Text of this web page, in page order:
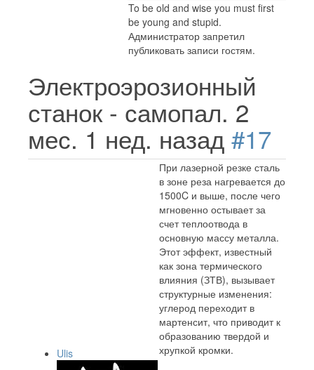
To be old and wise you must first
be young and stupid.
Администратор запретил
публиковать записи гостям.
Электроэрозионный
станок - самопал. 2
мес. 1 нед. назад #17
Ulis
При лазерной резке сталь
в зоне реза нагревается до
1500C и выше, после чего
мгновенно остывает за
счет теплоотвода в
основную массу металла.
Этот эффект, известный
как зона термического
влияния (ЗТВ), вызывает
структурные изменения:
углерод переходит в
мартенсит, что приводит к
образованию твердой и
хрупкой кромки.